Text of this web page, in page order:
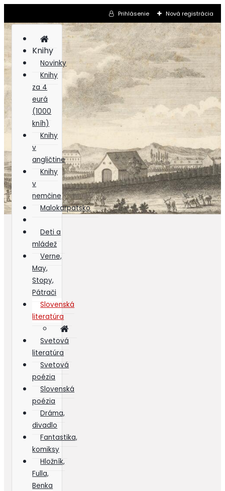
Prihlásenie Nová registrácia
Knihy
Novinky
Knihy
za 4
eurá
(1000
kníh)
Knihy
v
angličtine
Knihy
v
nemčine
Malokarpatsko
Deti a
mládež
Verne,
May,
Stopy,
Pátrači
Slovenská
literatúra
Svetová
literatúra
Svetová
poézia
Slovenská
poézia
Dráma,
divadlo
Fantastika,
komiksy
Hložník,
Fulla,
Benka